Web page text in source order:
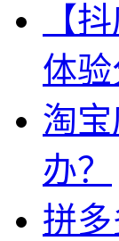
【
体
淘
办？
拼